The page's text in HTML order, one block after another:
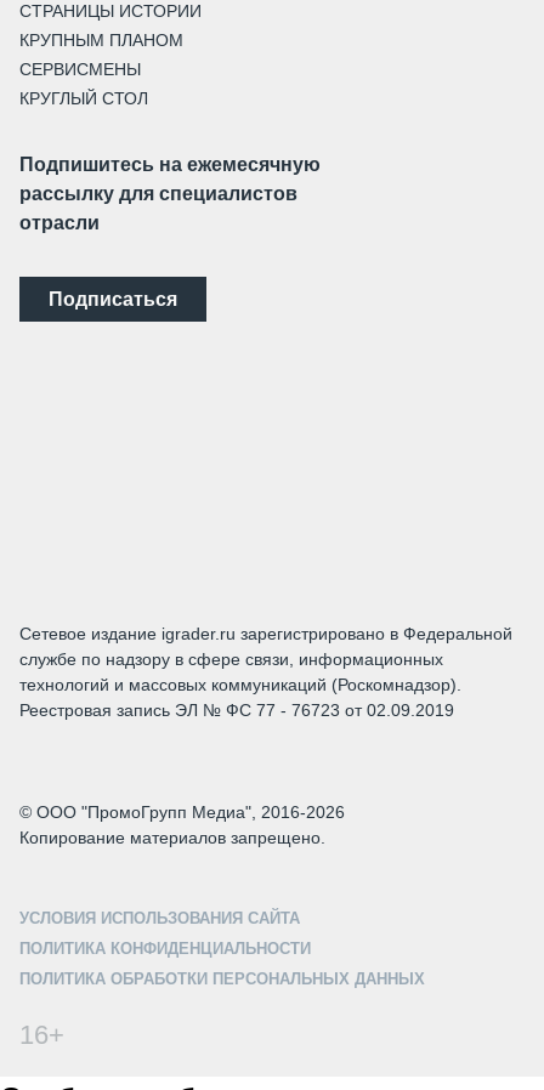
СТРАНИЦЫ ИСТОРИИ
КРУПНЫМ ПЛАНОМ
СЕРВИСМЕНЫ
КРУГЛЫЙ СТОЛ
Подпишитесь на ежемесячную
рассылку для специалистов
отрасли
Подписаться
Сетевое издание igrader.ru зарегистрировано в Федеральной
службе по надзору в сфере связи, информационных
технологий и массовых коммуникаций (Роскомнадзор).
Реестровая запись ЭЛ № ФС 77 - 76723 от 02.09.2019
© ООО "ПромоГрупп Медиа", 2016-2026
Копирование материалов запрещено.
УСЛОВИЯ ИСПОЛЬЗОВАНИЯ САЙТА
ПОЛИТИКА КОНФИДЕНЦИАЛЬНОСТИ
ПОЛИТИКА ОБРАБОТКИ ПЕРСОНАЛЬНЫХ ДАННЫХ
16+